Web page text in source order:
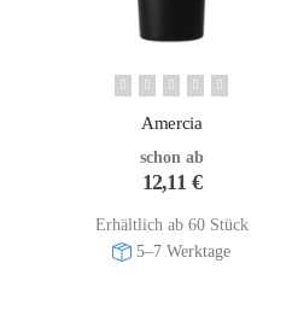
Amercia
schon ab
12,11 €
Erhältlich ab 60 Stück
5–7 Werktage